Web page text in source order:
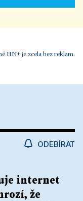
HN+ je zcela bez reklam.
ODEBÍRAT
internet
že